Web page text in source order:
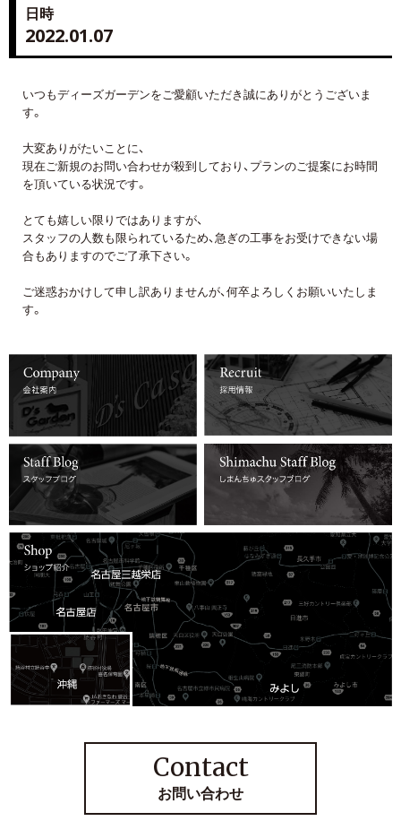
日時
2022.01.07
いつもディーズガーデンをご愛顧いただき誠にありがとうございま
す。
大変ありがたいことに、
現在ご新規のお問い合わせが殺到しており、プランのご提案にお時間
を頂いている状況です。
とても嬉しい限りではありますが、
スタッフの人数も限られているため、急ぎの工事をお受けできない場
合もありますのでご了承下さい。
ご迷惑おかけして申し訳ありませんが、何卒よろしくお願いいたしま
す。
詳しくはコチラ
Contact
お問い合わせ